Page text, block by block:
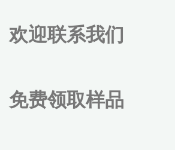
欢迎联系我们
免费领取样品